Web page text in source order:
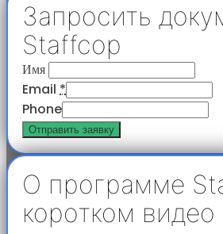
Запросить
Staffcop
Имя
Email *
Phone
Отправить заявку
О программе
коротком видео